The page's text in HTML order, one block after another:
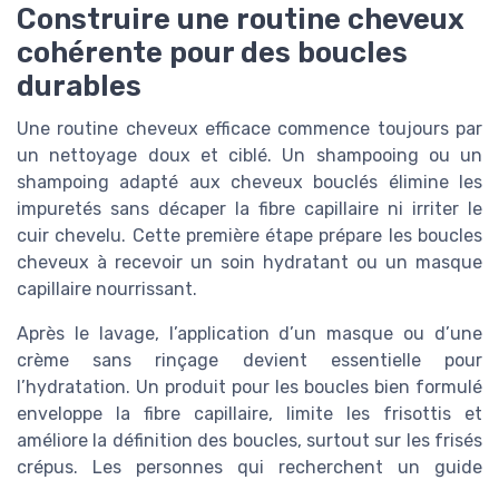
Construire une routine cheveux
cohérente pour des boucles
durables
Une routine cheveux efficace commence toujours par
un nettoyage doux et ciblé. Un shampooing ou un
shampoing adapté aux cheveux bouclés élimine les
impuretés sans décaper la fibre capillaire ni irriter le
cuir chevelu. Cette première étape prépare les boucles
cheveux à recevoir un soin hydratant ou un masque
capillaire nourrissant.
Après le lavage, l’application d’un masque ou d’une
crème sans rinçage devient essentielle pour
l’hydratation. Un produit pour les boucles bien formulé
enveloppe la fibre capillaire, limite les frisottis et
améliore la définition des boucles, surtout sur les frisés
crépus. Les personnes qui recherchent un guide